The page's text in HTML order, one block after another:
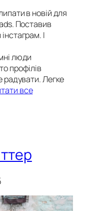
в новій для
Поставив
І
люди
профілів
радувати. Легке
все